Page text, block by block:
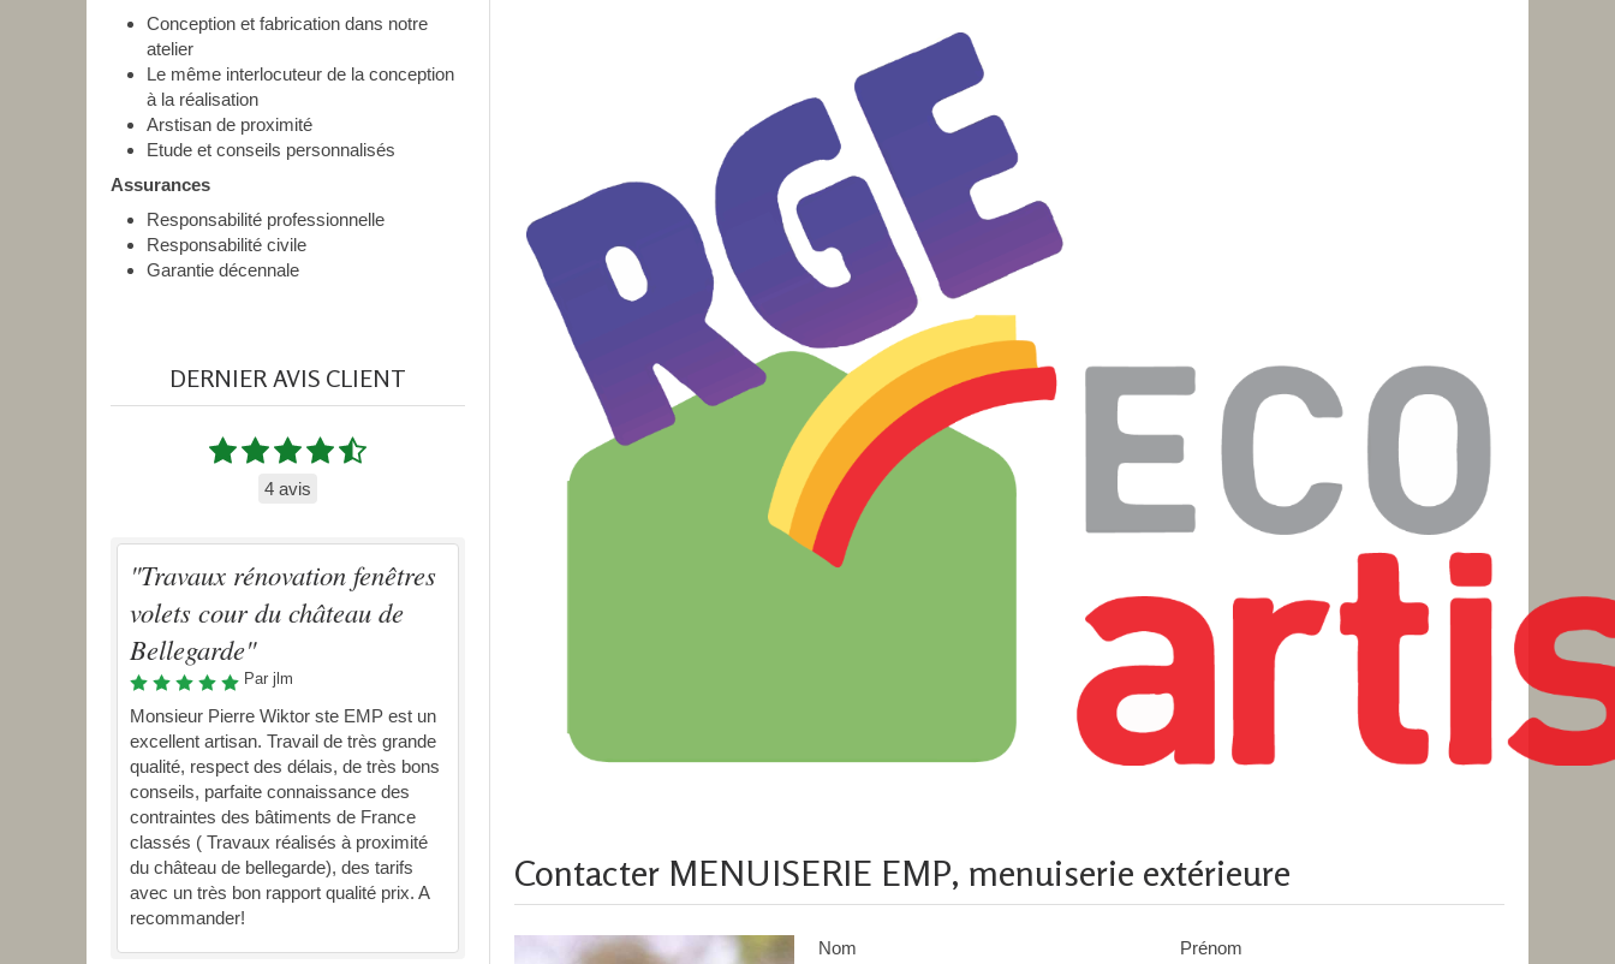
Contacter MENUISERIE EMP, menuiserie extérieure
Nom Prénom
Conception et fabrication dans notre
atelier
Le même interlocuteur de la conception
à la réalisation
Arstisan de proximité
Etude et conseils personnalisés
Assurances
Responsabilité professionnelle
Responsabilité civile
Garantie décennale
DERNIER AVIS CLIENT
4 avis
"Travaux rénovation fenêtres
volets cour du château de
Bellegarde"
Par jlm
Monsieur Pierre Wiktor ste EMP est un
excellent artisan. Travail de très grande
qualité, respect des délais, de très bons
conseils, parfaite connaissance des
contraintes des bâtiments de France
classés ( Travaux réalisés à proximité
du château de bellegarde), des tarifs
avec un très bon rapport qualité prix. A
recommander!